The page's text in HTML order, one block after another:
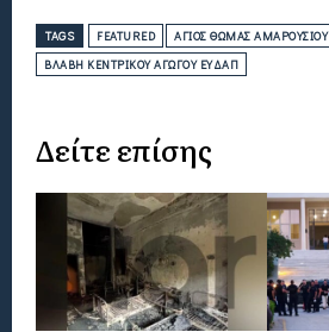
TAGS FEATURED
ΆΓΙΟΣ ΘΩΜΆΣ ΑΜΑΡΟΥΣΊΟΥ
ΒΛΆΒΗ ΚΕΝΤΡΙΚΟΎ ΑΓΩΓΟΎ ΕΥΔΑΠ
Δείτε επίσης